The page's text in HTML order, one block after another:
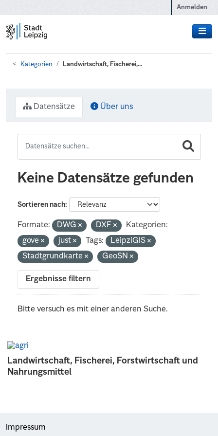
Anmelden
Kategorien Landwirtschaft, Fischerei,...
Landwirtschaft, Fischerei, Forstwirtschaft und
Nahrungsmittel
Datensätze Über uns
Keine Datensätze gefunden
Sortieren nach
Formate: DWG DXF
Kategorien:
gove
just Tags:
LeipziGIS
Stadtgrundkarte
GeoSN
Ergebnisse filtern
Bitte versuch es mit einer anderen Suche.
Impressum